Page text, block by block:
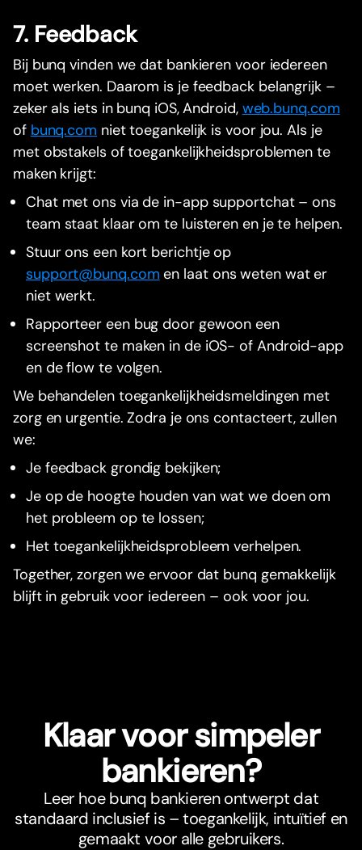
7. Feedback
Bij bunq vinden we dat bankieren voor iedereen
moet werken. Daarom is je feedback belangrijk –
zeker als iets in bunq iOS, Android, web.bunq.com
of bunq.com niet toegankelijk is voor jou. Als je
met obstakels of toegankelijkheidsproblemen te
maken krijgt:
Chat met ons via de in-app supportchat – ons
team staat klaar om te luisteren en je te helpen.
Stuur ons een kort berichtje op
support@bunq.com en laat ons weten wat er
niet werkt.
Rapporteer een bug door gewoon een
screenshot te maken in de iOS- of Android-app
en de flow te volgen.
We behandelen toegankelijkheidsmeldingen met
zorg en urgentie. Zodra je ons contacteert, zullen
we:
Je feedback grondig bekijken;
Je op de hoogte houden van wat we doen om
het probleem op te lossen;
Het toegankelijkheidsprobleem verhelpen.
Together, zorgen we ervoor dat bunq gemakkelijk
blijft in gebruik voor iedereen – ook voor jou.
Klaar voor simpeler
bankieren?
Leer hoe bunq bankieren ontwerpt dat
standaard inclusief is – toegankelijk, intuïtief en
gemaakt voor alle gebruikers.